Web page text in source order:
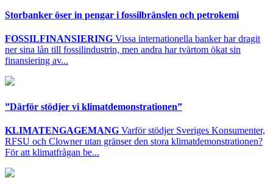
Storbanker öser in pengar i fossilbränslen och petrokemi
FOSSILFINANSIERING Vissa internationella banker har dragit
ner sina lån till fossilindustrin, men andra har tvärtom ökat sin
finansiering av...
”Därför stödjer vi klimatdemonstrationen”
KLIMATENGAGEMANG Varför stödjer Sveriges Konsumenter,
RFSU och Clowner utan gränser den stora klimatdemonstrationen?
För att klimatfrågan be...